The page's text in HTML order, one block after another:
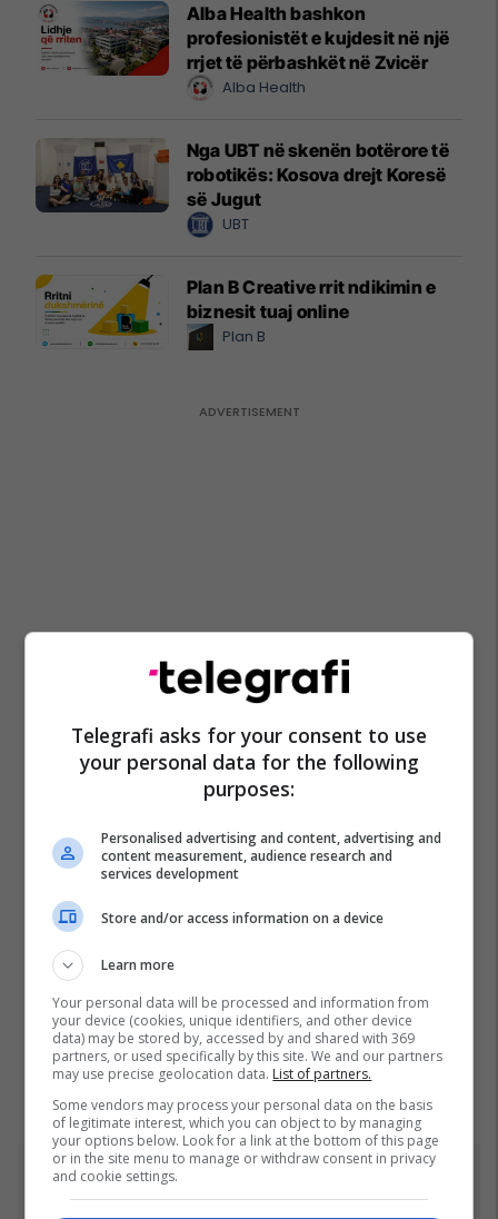
Alba Health bashkon
profesionistët e kujdesit në një
rrjet të përbashkët në Zvicër
Alba Health
Nga UBT në skenën botërore të
robotikës: Kosova drejt Koresë
së Jugut
UBT
Plan B Creative rrit ndikimin e
biznesit tuaj online
Plan B
Top 5
Telegrafi asks for your consent to use
your personal data for the following
purposes:
Personalised advertising and content, advertising and
content measurement, audience research and
services development
Store and/or access information on a device
Learn more
Your personal data will be processed and information from
your device (cookies, unique identifiers, and other device
data) may be stored by, accessed by and shared with 369
partners, or used specifically by this site. We and our partners
may use precise geolocation data. List of partners.
Some vendors may process your personal data on the basis
of legitimate interest, which you can object to by managing
your options below. Look for a link at the bottom of this page
or in the site menu to manage or withdraw consent in privacy
and cookie settings.